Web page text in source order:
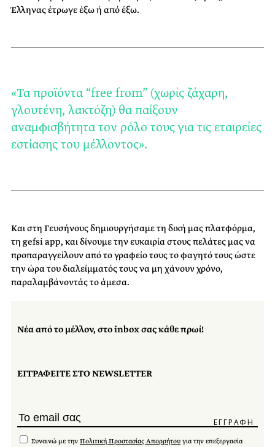
Έλληνας έτρωγε έξω ή από έξω.
«Τα προϊόντα “free from” (χωρίς ζάχαρη,
γλουτένη, λακτόζη) θα παίξουν
αναμφισβήτητα τον ρόλο τους για τις εταιρείες
εστίασης του μέλλοντος».
Και στη Γευσήνους δημιουργήσαμε τη δική μας πλατφόρμα,
τη gefsi app, και δίνουμε την ευκαιρία στους πελάτες μας να
προπαραγγείλουν από το γραφείο τους το φαγητό τους ώστε
την ώρα του διαλείμματός τους να μη χάνουν χρόνο,
παραλαμβάνοντάς το άμεσα.
Νέα από το μέλλον, στο inbox σας κάθε πρωί!
ΕΓΓΡΑΦΕΙΤΕ ΣΤΟ NEWSLETTER
Συναινώ με την Πολιτική Προστασίας Απορρήτου για την επεξεργασία